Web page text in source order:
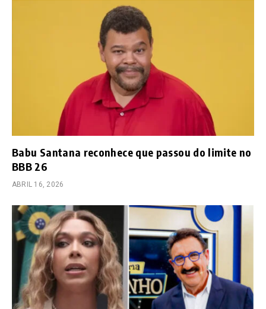
Babu Santana reconhece que passou do limite no
BBB 26
ABRIL 16, 2026